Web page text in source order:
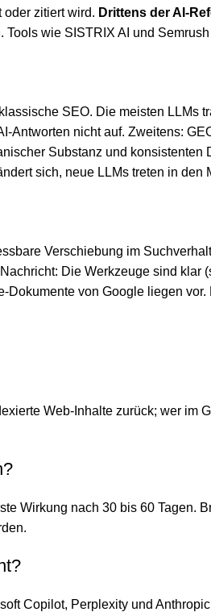
zitiert wird. Drittens der AI-
wie SISTRIX AI und
SEO. Die meisten
nicht auf. Zweitens:
Substanz und
sich, neue LLMs treten in
Verschiebung im
Die Werkzeuge sind
von Google liegen
Web-Inhalte zurück; wer
Wirkung nach 30 bis 60
Copilot, Perplexity und